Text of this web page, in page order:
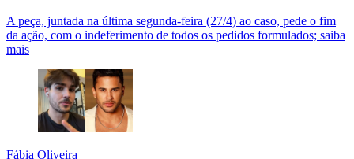
A peça, juntada na última segunda-feira (27/4) ao caso, pede o fim
da ação, com o indeferimento de todos os pedidos formulados; saiba
mais
Fábia Oliveira